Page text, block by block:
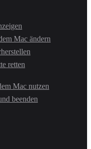
Mac ändern
retten
Mac nutzen
beenden